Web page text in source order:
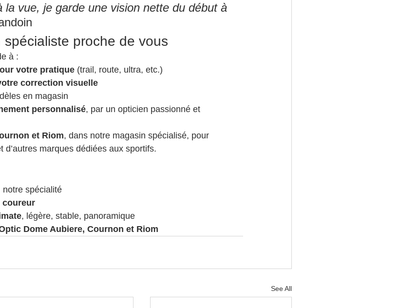
la vue, je garde une vision nette du début à
spécialiste proche de vous
à :
votre pratique (trail, route, ultra, etc.)
correction visuelle
en magasin
personnalisé, par un opticien passionné et
et Riom, dans notre magasin spécialisé, pour
d’autres marques dédiées aux sportifs.
notre spécialité
coureur
, légère, stable, panoramique
Dome Aubiere, Cournon et Riom
See All